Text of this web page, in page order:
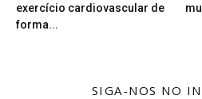
exercício cardiovascular de
forma...
SIGA-NOS NO